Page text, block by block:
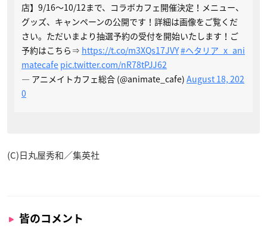
店】9/16〜10/12まで、コラボカフェ開催決定！メニュー、
グッズ、キャンペーンの公開です！詳細は画像をご覧くだ
さい。ただいまより抽選予約の受付を開始いたします！ご
予約はこちら⇒ https://t.co/m3XQs17JVY#ヘタリア_x_ani
matecafe pic.twitter.com/nR78tPJJ62
— アニメイトカフェ総合 (@animate_cafe) August 18, 202
0
(C)日丸屋秀和／集英社
皆のコメント